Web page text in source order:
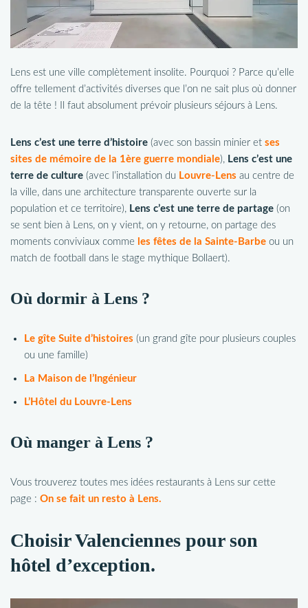
Lens est une ville complètement insolite. Pourquoi ? Parce qu’elle
offre tellement d’activités diverses que l’on ne sait plus où donner
de la tête ! Il faut absolument prévoir plusieurs séjours à Lens.
Lens c’est une terre d’histoire (avec son bassin minier et ses
sites de mémoire de la 1ère guerre mondiale), Lens c’est une
terre de culture (avec l’installation du Louvre-Lens au centre de
la ville, dans une architecture transparente ouverte sur la
population et ce territoire), Lens c’est une terre de partage (on
se sent bien à Lens, on y vient, on y retourne, on partage des
moments conviviaux comme les fêtes de la Sainte-Barbe ou un
match de football dans le stage mythique Bollaert).
Où dormir à Lens ?
Le gîte Suite d’histoires (un grand gîte pour plusieurs couples
ou une famille)
La Maison de l’Ingénieur
L’Hôtel du Louvre-Lens
Où manger à Lens ?
Vous trouverez toutes mes idées restaurants à Lens sur cette
page : On se fait un resto à Lens.
Choisir Valenciennes pour son
hôtel d’exception.